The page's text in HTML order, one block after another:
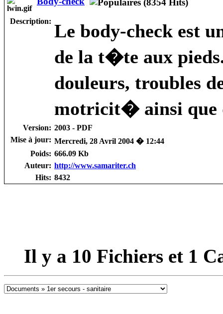
Description: Le body-check est
de la t�te aux
douleurs, troubles
motricit� ainsi
Version: 2003 - PDF
Mise à jour: Mercredi, 28 Avril 2004 � 12:44
Poids: 666.09 Kb
Auteur: http://www.samariter.ch
Hits: 8432
Il y a 10 Fichiers et 1